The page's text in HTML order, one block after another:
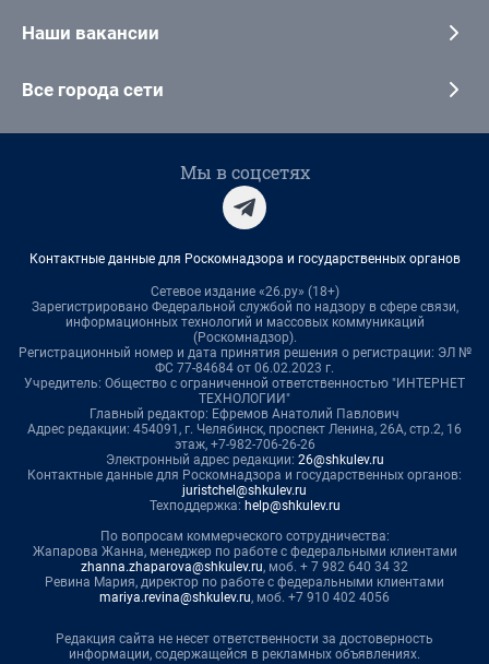
Наши вакансии
Все города сети
Мы в соцсетях
Контактные данные для Роскомнадзора и государственных органов
Сетевое издание «26.ру» (18+)
Зарегистрировано Федеральной службой по надзору в сфере связи,
информационных технологий и массовых коммуникаций
(Роскомнадзор).
Регистрационный номер и дата принятия решения о регистрации: ЭЛ №
ФС 77-84684 от 06.02.2023 г.
Учредитель: Общество с ограниченной ответственностью "ИНТЕРНЕТ
ТЕХНОЛОГИИ"
Главный редактор: Ефремов Анатолий Павлович
Адрес редакции: 454091, г. Челябинск, проспект Ленина, 26А, стр.2, 16
этаж, +7-982-706-26-26
Электронный адрес редакции: 26@shkulev.ru
Контактные данные для Роскомнадзора и государственных органов:
juristchel@shkulev.ru
Техподдержка: help@shkulev.ru
По вопросам коммерческого сотрудничества:
Жапарова Жанна, менеджер по работе с федеральными клиентами
zhanna.zhaparova@shkulev.ru, моб. + 7 982 640 34 32
Ревина Мария, директор по работе с федеральными клиентами
mariya.revina@shkulev.ru, моб. +7 910 402 4056
Редакция сайта не несет ответственности за достоверность
информации, содержащейся в рекламных объявлениях.